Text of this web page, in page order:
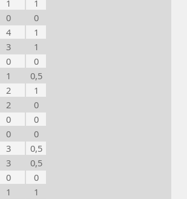
1
1
0
0
4
1
3
1
0
0
1
0,5
2
1
2
0
0
0
0
0
3
0,5
3
0,5
0
0
1
1